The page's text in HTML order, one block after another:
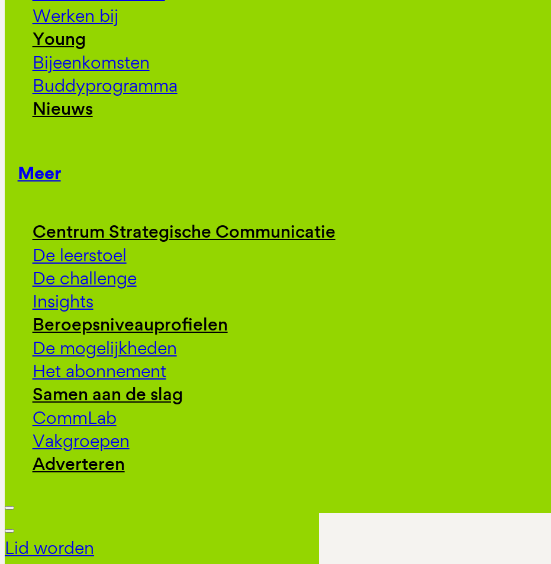
Werken bij
Young
Bijeenkomsten
Buddyprogramma
Nieuws
Meer
Centrum Strategische Communicatie
De leerstoel
De challenge
Insights
Beroepsniveauprofielen
De mogelijkheden
Het abonnement
Samen aan de slag
CommLab
Vakgroepen
Adverteren
Lid worden